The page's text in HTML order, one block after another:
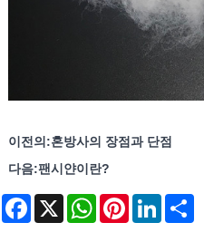
이전의:혼방사의 장점과 단점
다음:팬시얀이란?
Facebook
X WhatsAppPinterestLinkedIn